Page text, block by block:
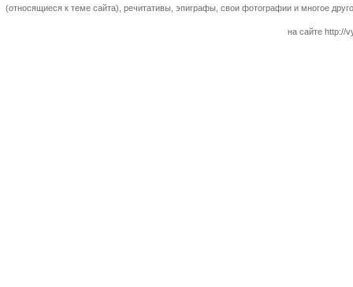
(относящиеся к теме сайта), речитативы, эпиграфы, свои фотографии и многое
на сайте http://